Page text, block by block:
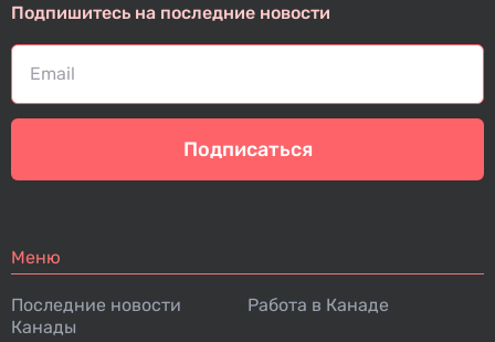
Подпишитесь на последние новости
Подписаться
Меню
Последние новости
Канады
Работа в Канаде